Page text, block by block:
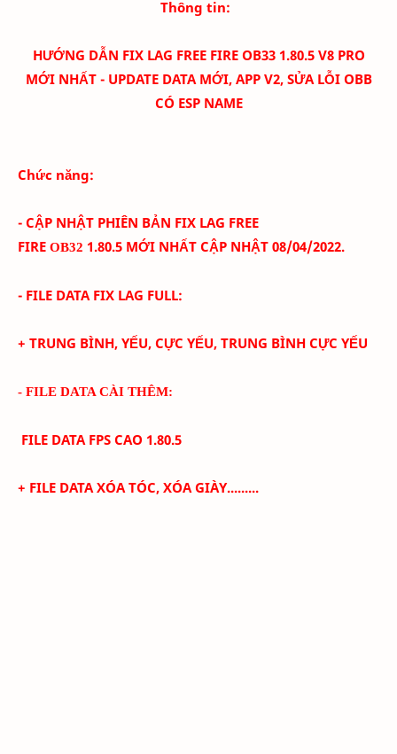
Thông tin:
HƯỚNG DẪN FIX LAG FREE FIRE OB33 1.80.5 V8 PRO
MỚI NHẤT - UPDATE DATA MỚI, APP V2, SỬA LỖI OBB
CÓ ESP NAME
Chức năng:
- CẬP NHẬT PHIÊN BẢN FIX LAG FREE
FIRE OB32 1.80.5 MỚI NHẤT CẬP NHẬT 08/04/2022.
- FILE DATA FIX LAG FULL:
+ TRUNG BÌNH, YẾU, CỰC YẾU, TRUNG BÌNH CỰC YẾU
- FILE DATA CÀI THÊM:
FILE DATA FPS CAO 1.80.5
+ FILE DATA XÓA TÓC, XÓA GIÀY.........